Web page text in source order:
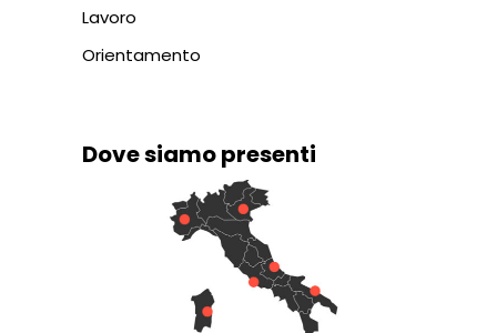
Lavoro
Orientamento
Dove siamo presenti